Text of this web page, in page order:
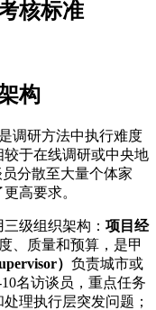
核标准
构
调研方法中执行难度
于在线调研或中央地
分散至大量个体家
高要求。
级组织架构： 项目经
、质量和预算，是甲
） 负责城市或
名访谈员，重点任务
理执行层突发问题；